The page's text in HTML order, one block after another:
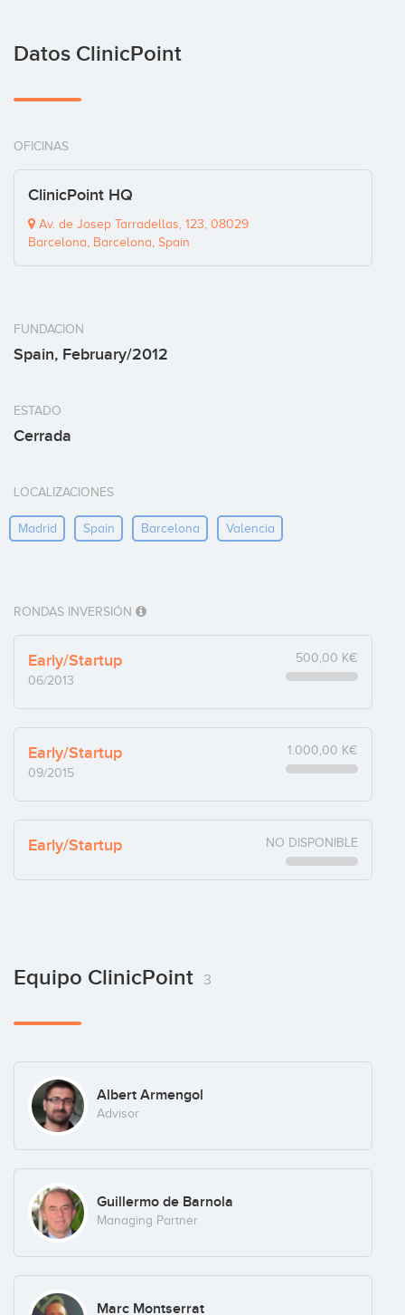
Datos ClinicPoint
OFICINAS
ClinicPoint HQ
Av. de Josep Tarradellas, 123, 08029
Barcelona, Barcelona, Spain
FUNDACION
Spain, February/2012
ESTADO
Cerrada
LOCALIZACIONES
Madrid Spain Barcelona Valencia
RONDAS INVERSIÓN
Early/Startup
06/2013
500,00 K€
Early/Startup
09/2015
1.000,00 K€
Early/Startup NO DISPONIBLE
Equipo ClinicPoint 3
Albert Armengol
Advisor
Guillermo de Barnola
Managing Partner
Marc Montserrat